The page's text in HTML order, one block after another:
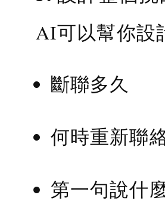
AI可以幫你設
斷聯多久
何時重新聯
第一句說什